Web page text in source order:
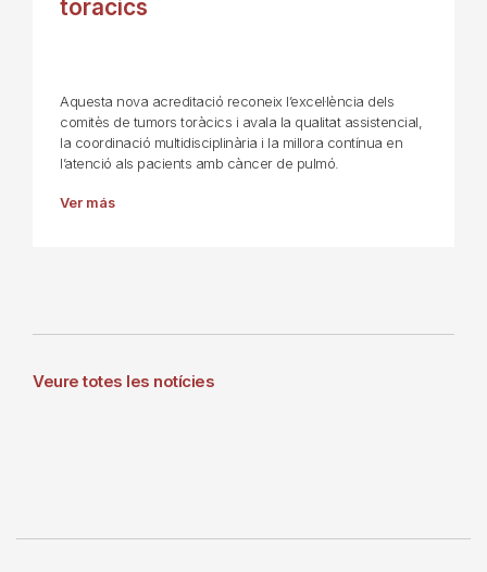
toràcics
Aquesta nova acreditació reconeix l’excel·lència dels
comitès de tumors toràcics i avala la qualitat assistencial,
la coordinació multidisciplinària i la millora contínua en
l’atenció als pacients amb càncer de pulmó.
Ver más
Veure totes les notícies